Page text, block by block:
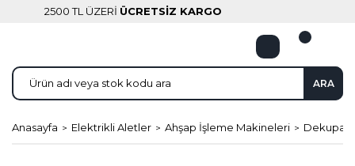
2500 TL ÜZERİ ÜCRETSİZ KARGO
ARA
Anasayfa Elektrikli Aletler Ahşap İşleme Makineleri